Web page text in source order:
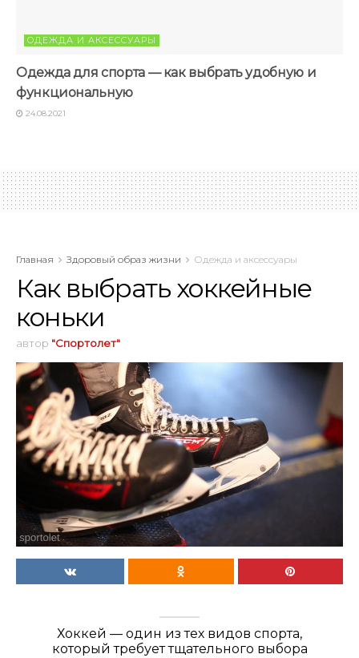
ОДЕЖДА И АКСЕССУАРЫ
Одежда для спорта — как выбрать удобную и
функциональную
24.08.2021
Главная Здоровый образ жизни Одежда и аксессуары
Как выбрать хоккейные
коньки
автор "Спортолет"
Хоккей — один из тех видов спорта,
который требует тщательного выбора